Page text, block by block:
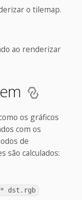
o tilemap.
ao renderizar
os gráficos
com os
de
são calculados:
dst.rgb